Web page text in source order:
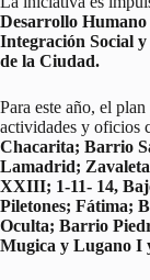
Desarrollo
Integración Social
de la Ciudad.
Para este año, el
actividades y oficios
Chacarita; Barrio
Lamadrid;
XXIII; 1-11- 14,
Piletones; Fátima;
Oculta; Barrio
Mugica y Lugano I